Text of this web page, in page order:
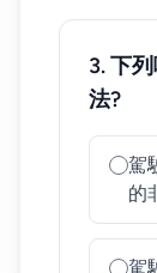
3. 下
法?
駕
的
駕